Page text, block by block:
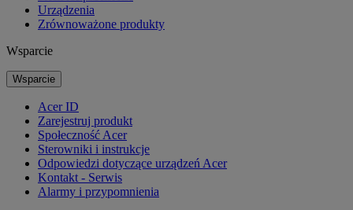
Urządzenia
Zrównoważone produkty
Wsparcie
Wsparcie
Acer ID
Zarejestruj produkt
Społeczność Acer
Sterowniki i instrukcje
Odpowiedzi dotyczące urządzeń Acer
Kontakt - Serwis
Alarmy i przypomnienia